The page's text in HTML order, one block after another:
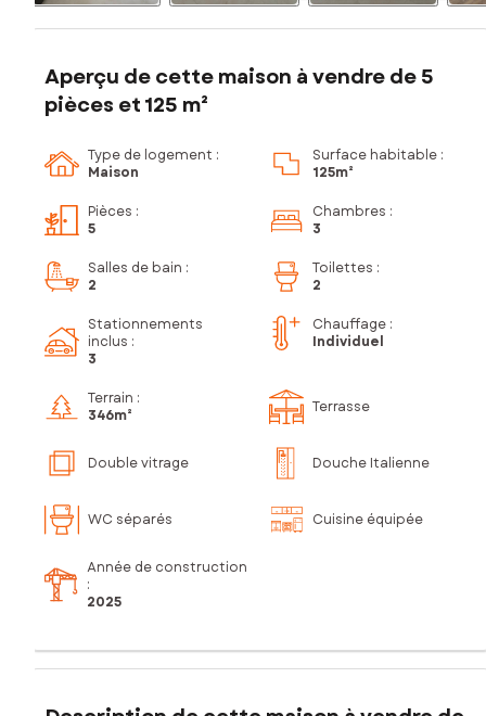
Aperçu de cette maison à vendre de 5
pièces et 125 m²
Type de logement :
Maison
Surface habitable :
125m²
Pièces :
5
Chambres :
3
Salles de bain :
2
Toilettes :
2
Stationnements
inclus :
3
Chauffage :
Individuel
Terrain :
346m²
Terrasse
Double vitrage Douche Italienne
WC séparés Cuisine équipée
Année de construction
:
2025